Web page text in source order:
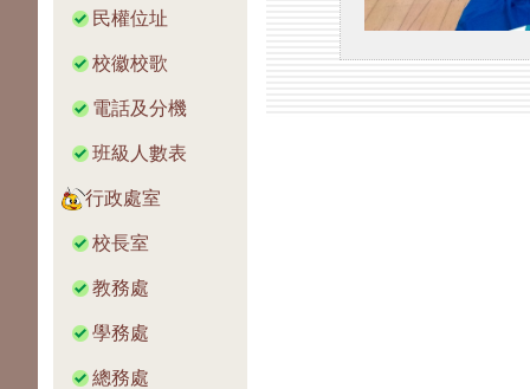
民權位址
校徽校歌
電話及分機
班級人數表
行政處室
校長室
教務處
學務處
總務處